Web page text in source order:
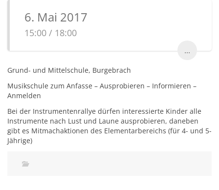
6. Mai 2017
15:00 / 18:00
...
Grund- und Mittelschule, Burgebrach
Musikschule zum Anfasse – Ausprobieren – Informieren –
Anmelden
Bei der Instrumentenrallye dürfen interessierte Kinder alle
Instrumente nach Lust und Laune ausprobieren, daneben
gibt es Mitmachaktionen des Elementarbereichs (für 4- und 5-
Jährige)